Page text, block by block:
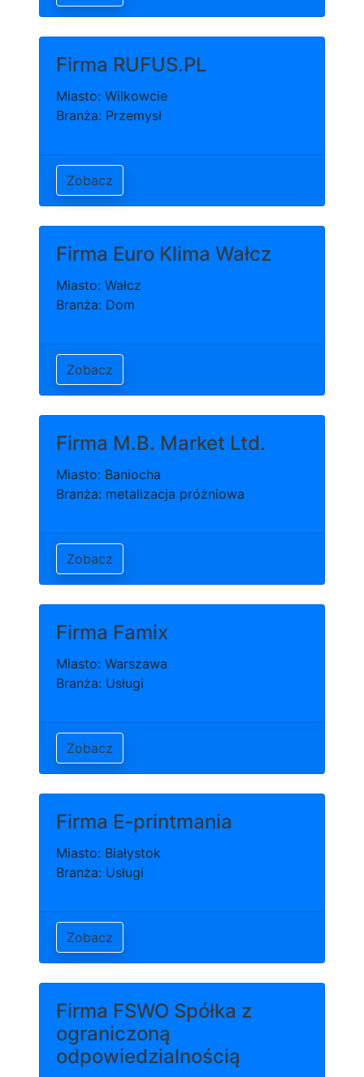
Firma RUFUS.PL
Miasto: Wilkowcie
Branża: Przemysł
Zobacz
Firma Euro Klima Wałcz
Miasto: Wałcz
Branża: Dom
Zobacz
Firma M.B. Market Ltd.
Miasto: Baniocha
Branża: metalizacja próżniowa
Zobacz
Firma Famix
Miasto: Warszawa
Branża: Usługi
Zobacz
Firma E-printmania
Miasto: Białystok
Branża: Usługi
Zobacz
Firma FSWO Spółka z
ograniczoną
odpowiedzialnością